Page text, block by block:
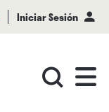
Iniciar Sesión